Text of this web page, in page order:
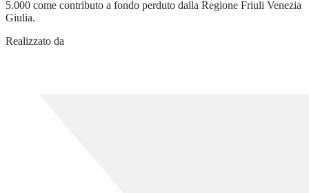
5.000 come contributo a fondo perduto dalla Regione Friuli Venezia
Giulia.
Realizzato da